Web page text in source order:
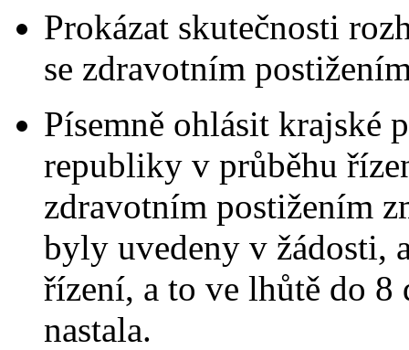
Prokázat skutečnosti
se zdravotním
Písemně ohlásit krajské
republiky v průběhu
zdravotním postižením
byly uvedeny v žádosti,
řízení, a to ve lhůtě do 8
nastala.